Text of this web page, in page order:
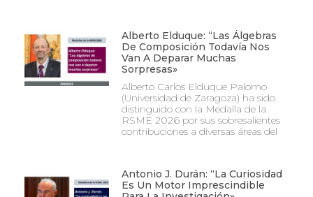
Alberto Elduque: “Las Álgebras
De Composición Todavía Nos
Van A Deparar Muchas
Sorpresas»
Alberto Carlos Elduque Palomo
(Universidad de Zaragoza) ha sido
distinguido con la Medalla de la
RSME 2026 por sus sobresalientes
contribuciones a diversas áreas del
Antonio J. Durán: “La Curiosidad
Es Un Motor Imprescindible